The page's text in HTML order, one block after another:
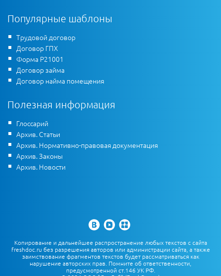
Популярные шаблоны
Трудовой договор
Договор ГПХ
Форма Р21001
Договор займа
Договор найма помещения
Полезная информация
Глоссарий
Архив. Статьи
Архив. Нормативно-правовая документация
Архив. Законы
Архив. Новости
Копирование и дальнейшее распространение любых текстов с сайта
freshdoc.ru без разрешения авторов или администрации сайта, а также
заимствование фрагментов текстов будет рассматриваться как
нарушение авторских прав. Помните об ответственности,
предусмотренной ст.146 УК РФ.